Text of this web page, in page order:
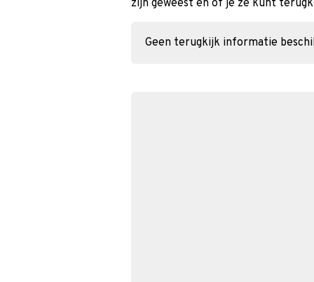
zijn geweest en of je ze kunt
Geen terugkijk informatie